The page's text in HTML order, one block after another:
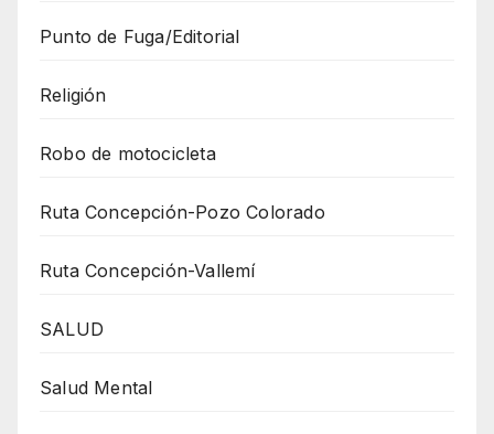
Punto de Fuga/Editorial
Religión
Robo de motocicleta
Ruta Concepción-Pozo Colorado
Ruta Concepción-Vallemí
SALUD
Salud Mental